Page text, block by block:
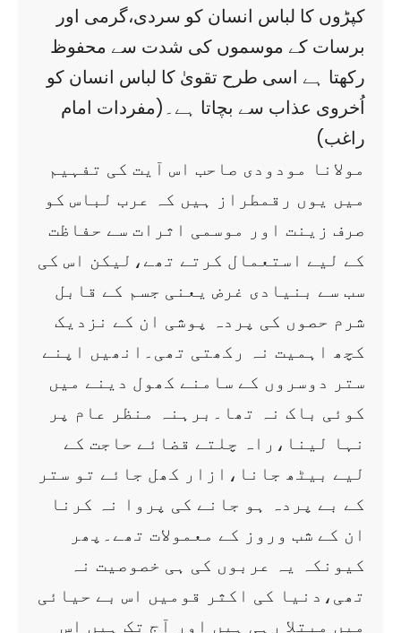
کپڑوں کا لباس انسان کو سردی،گرمی اور
برسات کے موسموں کی شدت سے محفوظ
رکھتا ہے اسی طرح تقویٰ کا لباس انسان کو
اُخروی عذاب سے بچاتا ہے۔(مفردات امام
راغب)
مولانا مودودی صاحب اس آیت کی تفہیم
میں یوں رقمطراز ہیں کہ عرب لباس کو
صرف زینت اور موسمی اثرات سے حفاظت
کے لیے استعمال کرتے تھے،لیکن اس کی
سب سے بنیادی غرض یعنی جسم کے قابل
شرم حصوں کی پردہ پوشی ان کے نزدیک
کچھ اہمیت نہ رکھتی تھی۔انھیں اپنے
ستر دوسروں کے سامنے کھول دینے میں
کوئی باک نہ تھا۔برہنہ منظر عام پر
نہا لینا،راہ چلتے قضائے حاجت کے
لیے بیٹھ جانا،ازار کھل جائے تو ستر
کے بے پردہ ہو جانے کی پروا نہ کرنا
ان کے شب وروز کے معمولات تھے۔پھر
کیونکہ یہ عربوں کی ہی خصوصیت نہ
تھی،دنیا کی اکثر قومیں اس بے حیائی
میں مبتلا رہی ہیں اور آج تک ہیں اس